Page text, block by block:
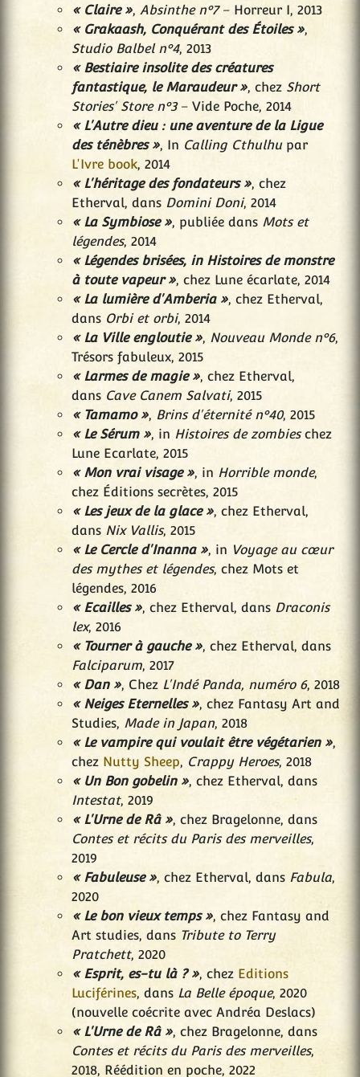
« Claire », Absinthe n°7– Horreur I, 2013
« Grakaash, Conquérant des Étoiles »,
Studio Balbel n°4, 2013
« Bestiaire insolite des créatures
fantastique, le Maraudeur », chez Short
Stories' Store n°3– Vide Poche, 2014
« L'Autre dieu : une aventure de la Ligue
des ténèbres », In Calling Cthulhupar
L'Ivre book, 2014
« L'héritage des fondateurs », chez
Etherval, dans Domini Doni, 2014
« La Symbiose », publiée dans Mots et
légendes, 2014
« Légendes brisées, in Histoires de monstre
à toute vapeur », chez Lune écarlate, 2014
« La lumière d'Amberia », chez Etherval,
dans Orbi et orbi, 2014
« La Ville engloutie », Nouveau Monde n°6,
Trésors fabuleux, 2015
« Larmes de magie », chez Etherval,
dans Cave Canem Salvati, 2015
« Tamamo », Brins d'éternité n°40, 2015
« Le Sérum », in Histoires de zombieschez
Lune Ecarlate, 2015
« Mon vrai visage », in Horrible monde,
chez Éditions secrètes, 2015
« Les jeux de la glace », chez Etherval,
dans Nix Vallis, 2015
« Le Cercle d'Inanna », in Voyage au cœur
des mythes et légendes, chez Mots et
légendes, 2016
« Ecailles », chez Etherval, dans Draconis
lex, 2016
« Tourner à gauche », chez Etherval, dans
Falciparum, 2017
« Dan », Chez L'Indé Panda, numéro 6, 2018
« Neiges Eternelles », chez Fantasy Art and
Studies, Made in Japan, 2018
« Le vampire qui voulait être végétarien »,
chez Nutty Sheep, Crappy Heroes, 2018
« Un Bon gobelin », chez Etherval, dans
Intestat, 2019
« L'Urne de Râ », chez Bragelonne, dans
Contes et récits du Paris des merveilles,
2019
« Fabuleuse », chez Etherval, dans Fabula,
2020
« Le bon vieux temps », chez Fantasy and
Art studies, dans Tribute to Terry
Pratchett, 2020
« Esprit, es-tu là ? », chez Editions
Luciférines, dans La Belle époque, 2020
(nouvelle coécrite avec Andréa Deslacs)
« L'Urne de Râ », chez Bragelonne, dans
Contes et récits du Paris des merveilles,
2018, Réédition en poche, 2022